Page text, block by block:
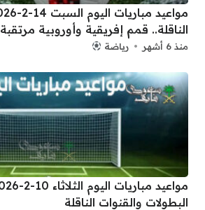
الناقلة.. قمم إفريقية وأوروبية مرتقبة
منذ 6 أشهر رياضة
البطولات والقنوات الناقلة